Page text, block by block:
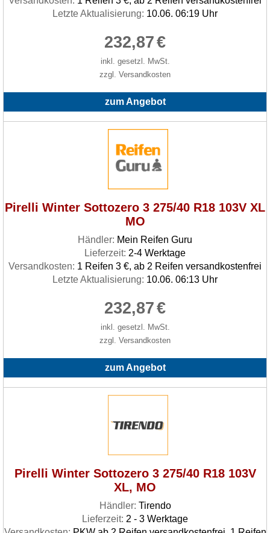
Letzte Aktualisierung: 10.06. 06:19 Uhr
232,87€
inkl. gesetzl. MwSt.
zzgl. Versandkosten
zum Angebot
Pirelli Winter Sottozero 3 275/40 R18 103V XL
MO
Händler: Mein Reifen Guru
Lieferzeit: 2-4 Werktage
Versandkosten: 1 Reifen 3 €, ab 2 Reifen versandkostenfrei
Letzte Aktualisierung: 10.06. 06:13 Uhr
232,87€
inkl. gesetzl. MwSt.
zzgl. Versandkosten
zum Angebot
Pirelli Winter Sottozero 3 275/40 R18 103V
XL, MO
Händler: Tirendo
Lieferzeit: 2 - 3 Werktage